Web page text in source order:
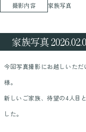
撮影内容
家族写真
家族写真
今回写真撮影にお越しいた
様。
新しいご家族、待望の4人目
した。